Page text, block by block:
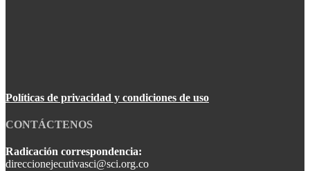
Políticas de privacidad y condiciones de uso
CONTÁCTENOS
Radicación correspondencia:
direccionejecutivasci@sci.org.co